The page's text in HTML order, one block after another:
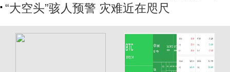
“大空头”骇人预警 灾难近在咫尺